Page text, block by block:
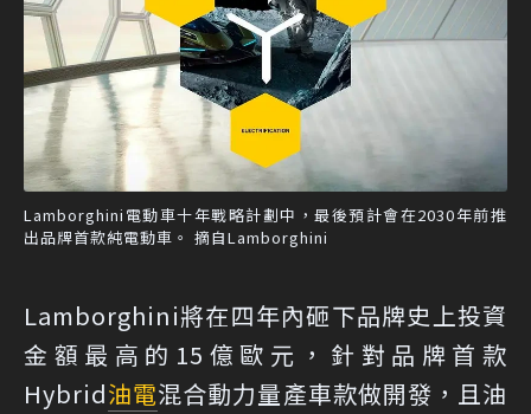
Lamborghini電動車十年戰略計劃中，最後預計會在2030年前推
出品牌首款純電動車。 摘自Lamborghini
Lamborghini將在四年內砸下品牌史上投資
金額最高的15億歐元，針對品牌首款
Hybrid油電混合動力量產車款做開發，且油